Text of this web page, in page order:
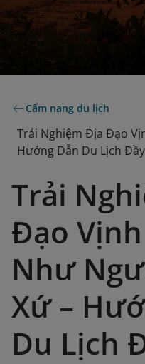
Cẩm nang du lịch
Trải Nghiệm Địa Đạo
Hướng Dẫn Du Lịch
Trải
Đạo
Như
Xứ –
Du Lịch